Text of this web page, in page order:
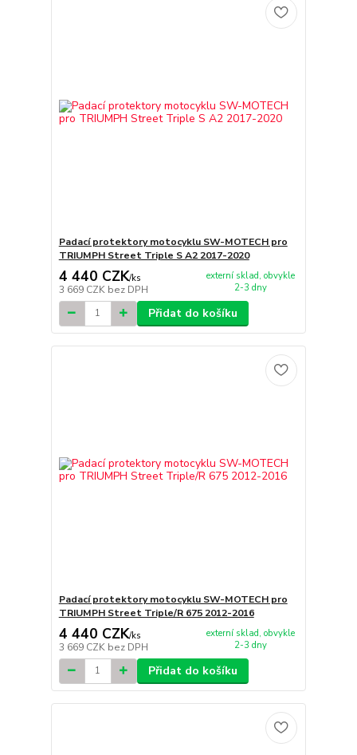
Padací protektory motocyklu SW-MOTECH pro
TRIUMPH Street Triple S A2 2017-2020
4 440 CZK/ks
3 669 CZK bez DPH
externí sklad, obvykle
2-3 dny
Přidat do košíku
Padací protektory motocyklu SW-MOTECH pro
TRIUMPH Street Triple/R 675 2012-2016
4 440 CZK/ks
3 669 CZK bez DPH
externí sklad, obvykle
2-3 dny
Přidat do košíku